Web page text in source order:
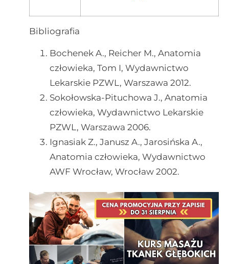
Bibliografia
Bochenek A., Reicher M., Anatomia
człowieka, Tom I, Wydawnictwo
Lekarskie PZWL, Warszawa 2012.
Sokołowska-Pituchowa J., Anatomia
człowieka, Wydawnictwo Lekarskie
PZWL, Warszawa 2006.
Ignasiak Z., Janusz A., Jarosińska A.,
Anatomia człowieka, Wydawnictwo
AWF Wrocław, Wrocław 2002.